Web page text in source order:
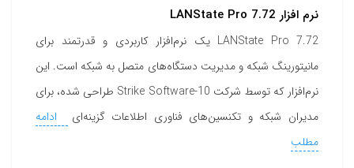
نرم افزار LANState Pro 7.72
LANState Pro 7.72 یک نرم‌افزار کاربردی و قدرتمند برای
مانیتورینگ شبکه و مدیریت دستگاه‌های متصل به شبکه است. این
نرم‌افزار که توسط شرکت 10-Strike Software طراحی شده، برای
مدیران شبکه و تکنسین‌های فناوری اطلاعات گزینه‌ای
ادامه
مطلب